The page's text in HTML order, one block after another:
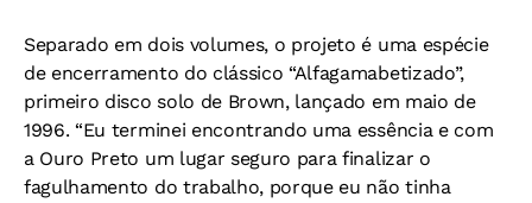
Separado em dois volumes, o projeto é uma espécie
de encerramento do clássico “Alfagamabetizado”,
primeiro disco solo de Brown, lançado em maio de
1996. “Eu terminei encontrando uma essência e com
a Ouro Preto um lugar seguro para finalizar o
fagulhamento do trabalho, porque eu não tinha